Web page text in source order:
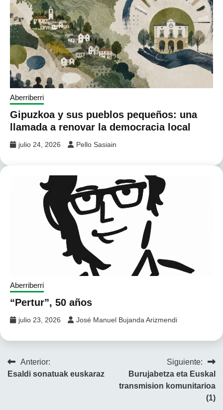
Aberriberri
Gipuzkoa y sus pueblos pequeños: una
llamada a renovar la democracia local
julio 24, 2026 Pello Sasiain
Aberriberri
“Pertur”, 50 años
julio 23, 2026 José Manuel Bujanda Arizmendi
Navegación
Anterior:
Esaldi sonatuak euskaraz
Siguiente:
Burujabetza eta Euskal
transmision komunitarioa
(1)